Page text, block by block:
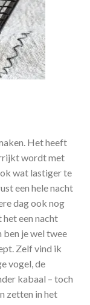
Het heeft
wordt met
wat lastiger te
een hele nacht
dag ook nog
een nacht
ben je wel twee
Zelf vind ik
vogel, de
kabaal – toch
zetten in het